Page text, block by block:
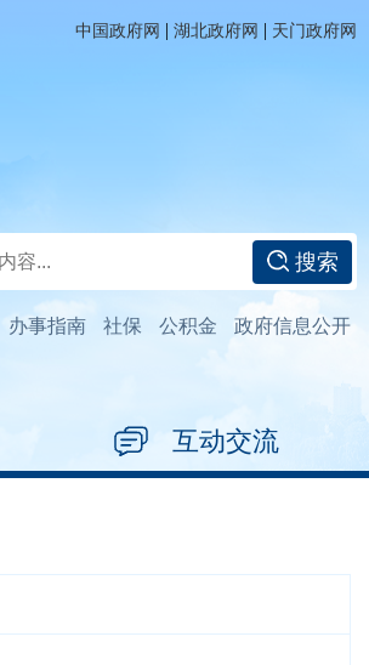
中国政府网 | 湖北政府网 | 天门政府网
搜索
办事指南 社保 公积金 政府信息公开
互动交流